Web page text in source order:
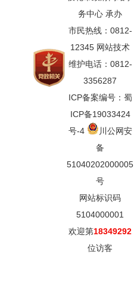
务中心 承办
市民热线：0812-
12345 网站技术
维护电话：0812-
3356287
ICP备案编号：蜀
ICP备19033424
号-4
川公网安
备
51040202000005
号
网站标识码
5104000001
欢迎第18349292
位访客